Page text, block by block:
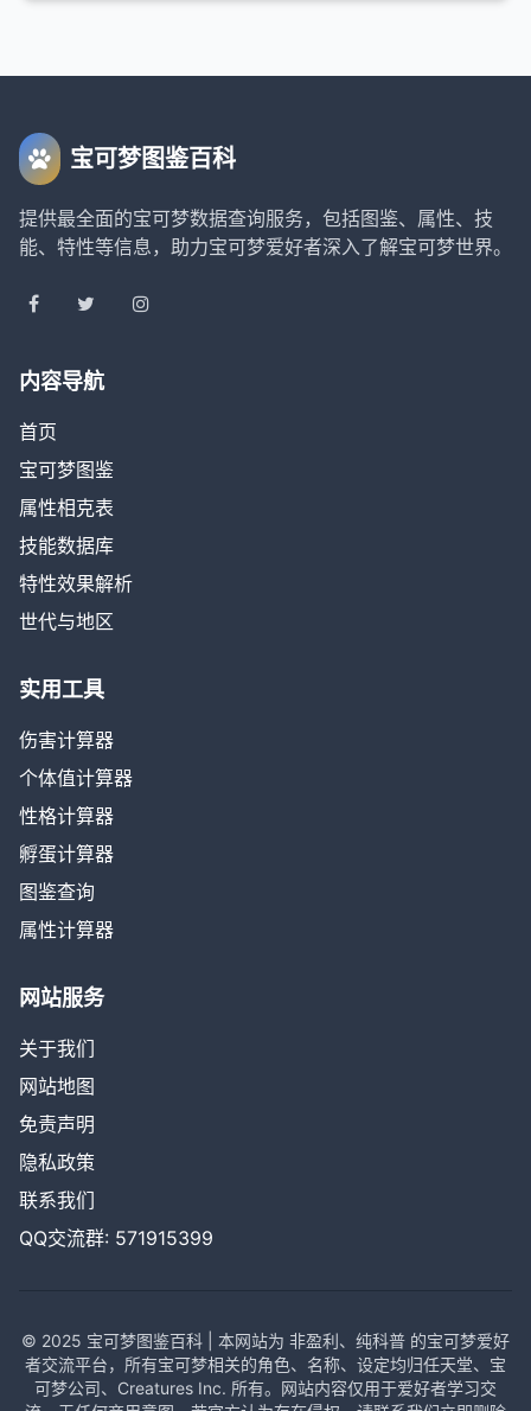
宝可梦图鉴百科
提供最全面的宝可梦数据查询服务，包括图鉴、属性、技
能、特性等信息，助力宝可梦爱好者深入了解宝可梦世界。
内容导航
首页
宝可梦图鉴
属性相克表
技能数据库
特性效果解析
世代与地区
实用工具
伤害计算器
个体值计算器
性格计算器
孵蛋计算器
图鉴查询
属性计算器
网站服务
关于我们
网站地图
免责声明
隐私政策
联系我们
QQ交流群: 571915399
© 2025 宝可梦图鉴百科 | 本网站为 非盈利、纯科普 的宝可梦爱好
者交流平台，所有宝可梦相关的角色、名称、设定均归任天堂、宝
可梦公司、Creatures Inc. 所有。网站内容仅用于爱好者学习交